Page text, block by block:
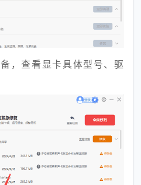
，查看显卡具体型号、驱